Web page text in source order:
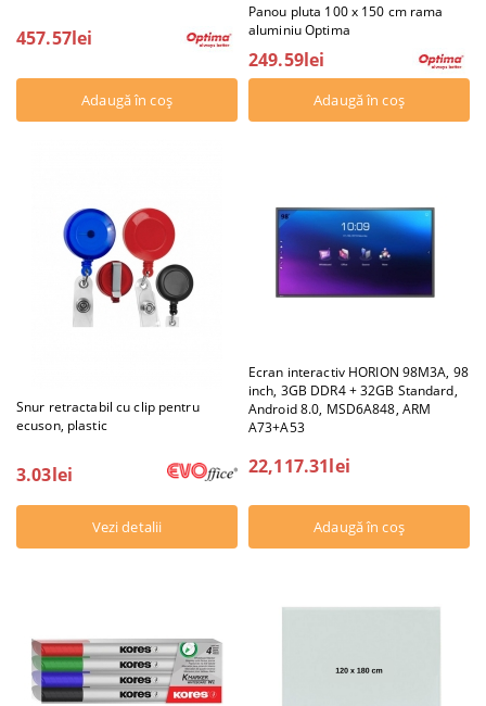
457.57lei
Panou pluta 100 x 150 cm rama
aluminiu Optima
249.59lei
Snur retractabil cu clip pentru
ecuson, plastic
3.03lei
Vezi detalii
Ecran interactiv HORION 98M3A, 98
inch, 3GB DDR4 + 32GB Standard,
Android 8.0, MSD6A848, ARM
A73+A53
22,117.31lei